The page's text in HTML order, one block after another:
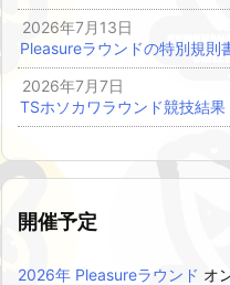
2026年7月13日
Pleasureラウンドの特別規則
2026年7月7日
TSホソカワラウンド競技結果
開催予定
2026年 Pleasureラウンド オ